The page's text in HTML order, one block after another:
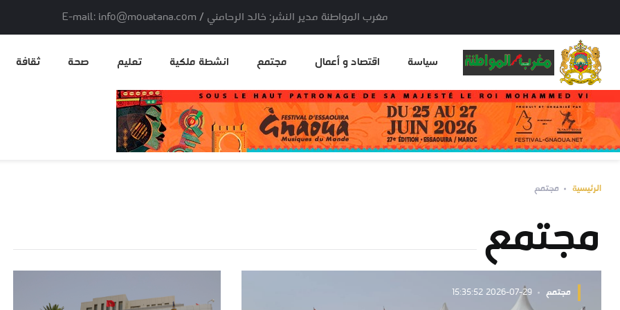
مغرب المواطنة مدير النشر: خالد الرحامني / E-mail: info@mouatana.com
سياسة اقتصاد و أعمال مجتمع انشطة ملكية تعليم صحة ثقافة
الرئيسية مجتمع
مجتمع
مجتمع 2026-07-29 15:35:52